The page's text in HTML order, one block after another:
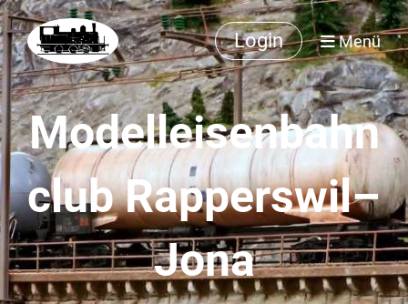
Login Menü
Modelleisenbahn
club Rapperswil–
Jona